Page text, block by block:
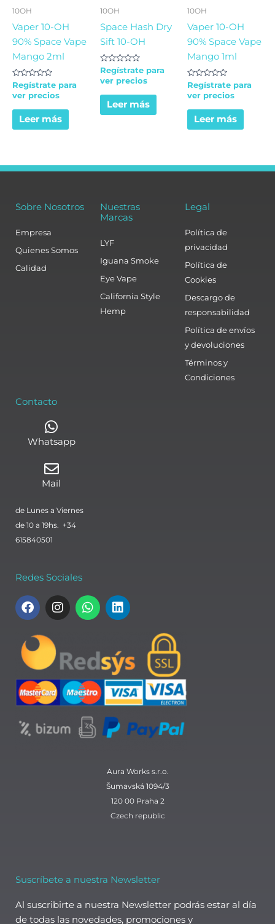
10OH
Vaper 10-OH
90% Space Vape
Mango 2ml
Valorado
0
5
Regístrate para
ver precios
Leer más
10OH
Space Hash Dry
Sift 10-OH
Valorado
0
5
Regístrate para
ver precios
Leer más
10OH
Vaper 10-OH
90% Space Vape
Mango 1ml
Valorado
0
5
Regístrate para
ver precios
Leer más
Sobre Nosotros
Empresa
Quienes Somos
Calidad
Nuestras
Marcas
LYF
Iguana Smoke
Eye Vape
California Style
Hemp
Legal
Política de
privacidad
Política de
Cookies
Descargo de
responsabilidad
Política de envíos
y devoluciones
Términos y
Condiciones
Contacto
Whatsapp
Mail
de Lunes a Viernes
de 10 a 19hs. +34
615840501
Redes Sociales
F
a
e
b
o
k
I
n
a
g
a
m
W
h
a
p
L
i
e
d
i
n
Aura Works s.r.o.
Šumavská 1094/3
120 00 Praha 2
Czech republic
Suscríbete a nuestra Newsletter
Al suscribirte a nuestra Newsletter podrás estar al día
de todas las novedades, promociones y